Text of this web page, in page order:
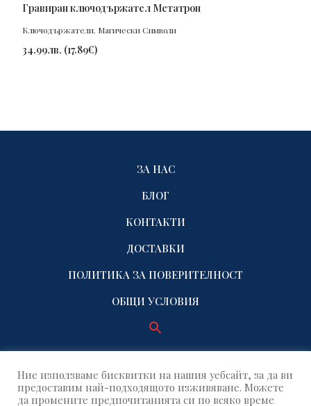
ПОРЪЧАЙ
Гравиран ключодържател Метатрон
Ключодържатели, Магически Символи
34.99лв. (17.89€)
ЗА НАС
БЛОГ
КОНТАКТИ
ДОСТАВКИ
ПОЛИТИКА ЗА ПОВЕРИТЕЛНОСТ
ОБЩИ УСЛОВИЯ
Ние използваме бисквитки на нашия уебсайт, за да ви
предоставим най-подходящото изживяване. Можете
да промените предпочитанията си по всяко време